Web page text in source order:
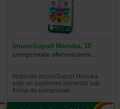
ImunoSuport Manuka, 10
comprimate efervescente…
Naturalis ImunoSuport Manuka
este un supliment alimentar sub
forma de comprimate…